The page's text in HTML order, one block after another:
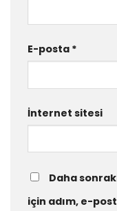
E-posta *
İnternet sitesi
Daha
için adım, e-